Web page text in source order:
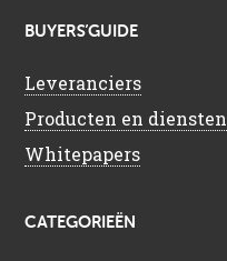
BUYERS’GUIDE
Leveranciers
Producten en diensten
Whitepapers
CATEGORIEËN